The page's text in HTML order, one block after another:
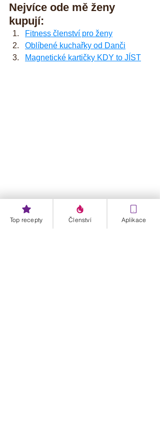
Nejvíce ode mě ženy
kupují:
Fitness členství pro ženy
Oblíbené kuchařky od Danči
Magnetické kartičky KDY to JÍST
Top recepty Členství Aplikace